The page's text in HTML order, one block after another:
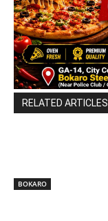
RELATED ARTICLES
BOKARO